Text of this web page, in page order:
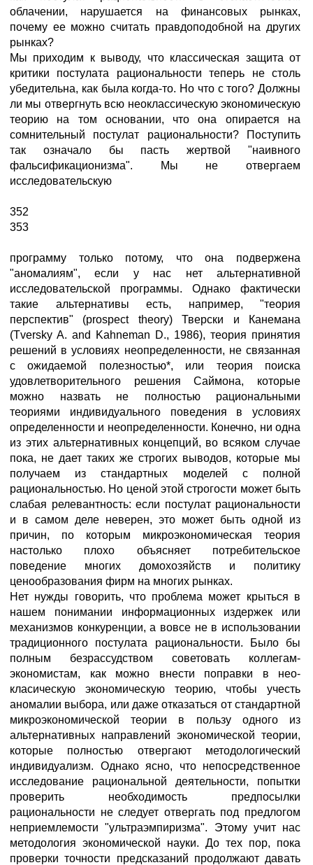
облачении, нарушается на финансовых рынках,
почему ее можно считать правдоподобной на других
рынках?
Мы приходим к выводу, что классическая защита от
критики постулата рациональности теперь не столь
убедительна, как была когда-то. Но что с того? Должны
ли мы отвергнуть всю неоклассическую экономическую
теорию на том основании, что она опирается на
сомнительный постулат рациональности? Поступить
так означало бы пасть жертвой "наивного
фальсификационизма". Мы не отвергаем
исследовательскую
352
353
программу только потому, что она подвержена
"аномалиям", если у нас нет альтернативной
исследовательской программы. Однако фактически
такие альтернативы есть, например, "теория
перспектив" (prospect theory) Тверски и Канемана
(Tversky A. and Kahneman D., 1986), теория принятия
решений в условиях неопределенности, не связанная
с ожидаемой полезностью*, или теория поиска
удовлетворительного решения Саймона, которые
можно назвать не полностью рациональными
теориями индивидуального поведения в условиях
определенности и неопределенности. Конечно, ни одна
из этих альтернативных концепций, во всяком случае
пока, не дает таких же строгих выводов, которые мы
получаем из стандартных моделей с полной
рациональностью. Но ценой этой строгости может быть
слабая релевантность: если постулат рациональности
и в самом деле неверен, это может быть одной из
причин, по которым микроэкономическая теория
настолько плохо объясняет потребительское
поведение многих домохозяйств и политику
ценообразования фирм на многих рынках.
Нет нужды говорить, что проблема может крыться в
нашем понимании информационных издержек или
механизмов конкуренции, а вовсе не в использовании
традиционного постулата рациональности. Было бы
полным безрассудством советовать коллегам-
экономистам, как можно внести поправки в нео-
класическую экономическую теорию, чтобы учесть
аномалии выбора, или даже отказаться от стандартной
микроэкономической теории в пользу одного из
альтернативных направлений экономической теории,
которые полностью отвергают методологический
индивидуализм. Однако ясно, что непосредственное
исследование рациональной деятельности, попытки
проверить необходимость предпосылки
рациональности не следует отвергать под предлогом
неприемлемости "ультраэмпиризма". Этому учит нас
методология экономической науки. До тех пор, пока
проверки точности предсказаний продолжают давать